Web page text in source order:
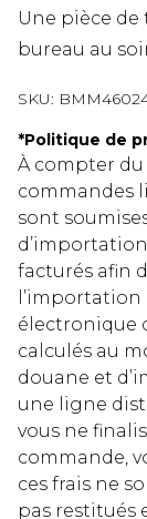
Une pièce
bureau au
SKU:
*Politique de
À compter du
commandes
sont
facturés afin
électronique
calculés au
douane et
une ligne
vous ne
commande,
ces frais ne
pas restitués